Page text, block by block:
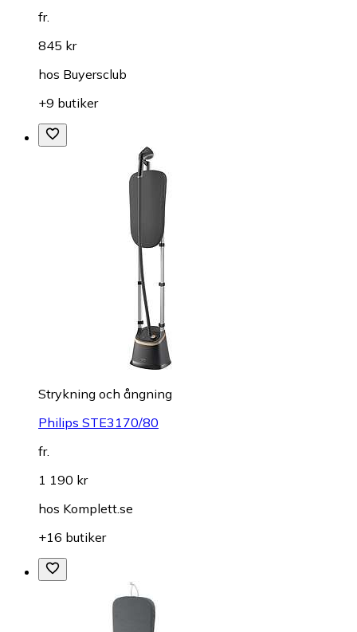
fr.
845 kr
hos Buyersclub
+9 butiker
Strykning och ångning
Philips STE3170/80
fr.
1 190 kr
hos Komplett.se
+16 butiker